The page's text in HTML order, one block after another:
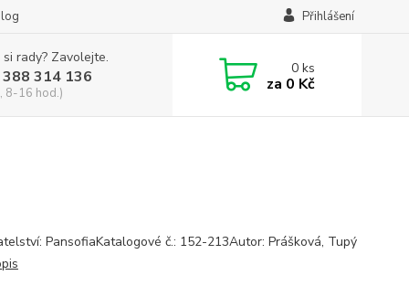
Přihlášení
rady? Zavolejte.
314 136
8-16 hod.)
0ks
za 0 Kč
PansofiaKatalogové č.: 152-213Autor: Prášková, Tupý